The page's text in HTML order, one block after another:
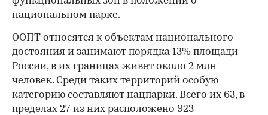
национальном парке.
ООПТ относятся к объектам национального
достояния и занимают порядка 13% площади
России, в их границах живет около 2 млн
человек. Среди таких территорий особую
категорию составляют нацпарки. Всего их 63, в
пределах 27 из них расположено 923